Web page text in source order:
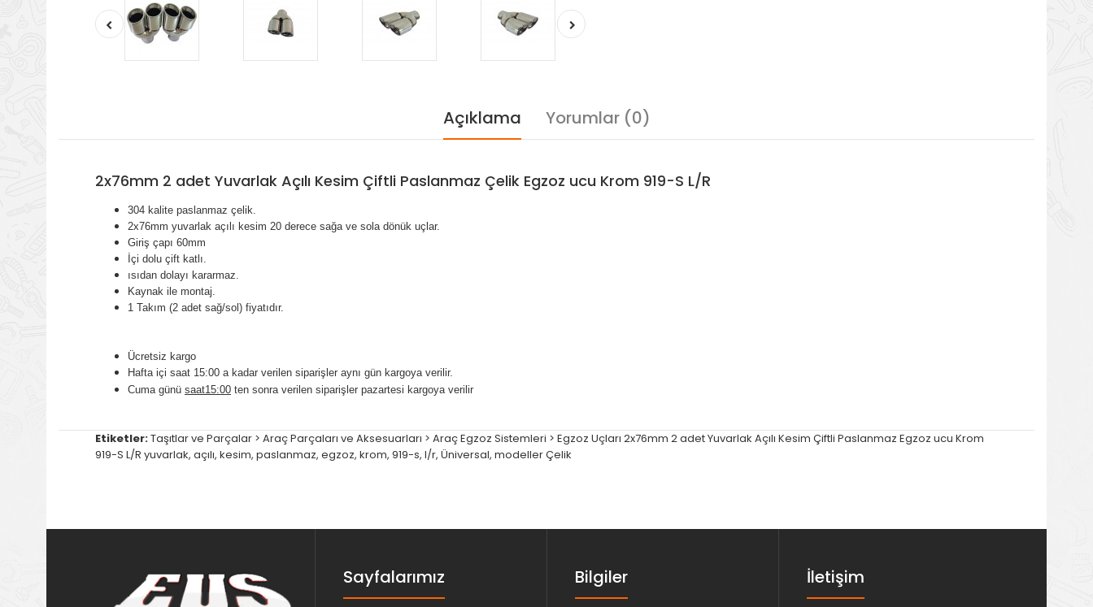
Açıklama Yorumlar (0)
2x76mm 2 adet Yuvarlak Açılı Kesim Çiftli Paslanmaz Çelik Egzoz ucu Krom 919-S L/R
304 kalite paslanmaz çelik.
2x76mm yuvarlak açılı kesim 20 derece sağa ve sola dönük uçlar.
Giriş çapı 60mm
İçi dolu çift katlı.
ısıdan dolayı kararmaz.
Kaynak ile montaj.
1 Takım (2 adet sağ/sol) fiyatıdır.
Ücretsiz kargo
Hafta içi saat 15:00 a kadar verilen siparişler aynı gün kargoya verilir.
Cuma günü saat15:00 ten sonra verilen siparişler pazartesi kargoya verilir
Etiketler:Taşıtlar ve Parçalar > Araç Parçaları ve Aksesuarları > Araç Egzoz Sistemleri > Egzoz Uçları 2x76mm 2 adet Yuvarlak Açılı Kesim Çiftli Paslanmaz Egzoz ucu Krom
919-S L/R yuvarlak, açılı, kesim, paslanmaz, egzoz, krom, 919-s, l/r, Üniversal, modeller Çelik
Sayfalarımız Bilgiler İletişim